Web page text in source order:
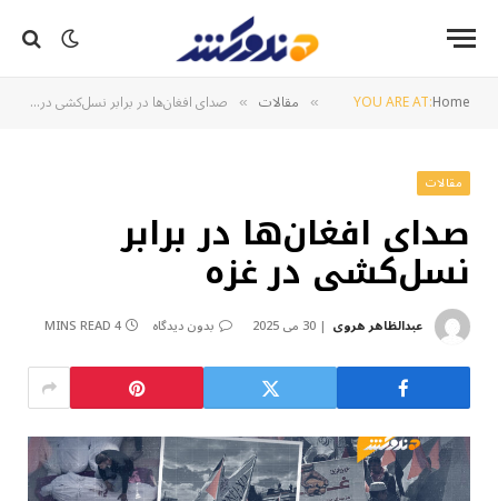
YOU ARE AT:Home
» مقالات » صدای افغان‌ها در برابر نسل‌کشی در غزه
مقالات
صدای افغان‌ها در برابر
نسل‌کشی در غزه
عبدالظاهر هروی 30 می 2025 بدون دیدگاه 4 MINS READ